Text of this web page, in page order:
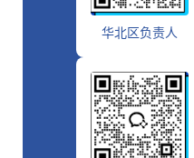
华北区负责人